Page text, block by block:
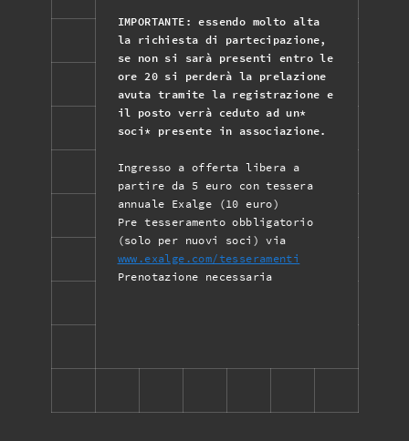
IMPORTANTE: essendo molto alta
la richiesta di partecipazione,
se non si sarà presenti entro le
ore 20 si perderà la prelazione
avuta tramite la registrazione e
il posto verrà ceduto ad un*
soci* presente in associazione.
Ingresso a offerta libera a
partire da 5 euro con tessera
annuale Exalge (10 euro)
Pre tesseramento obbligatorio
(solo per nuovi soci) via
www.exalge.com/tesseramenti
Prenotazione necessaria